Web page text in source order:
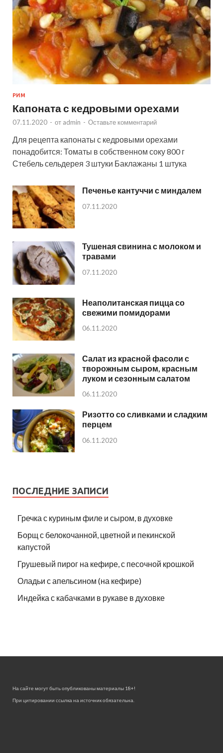
РИМ
Капоната с кедровыми орехами
07.11.2020 - от admin - Оставьте комментарий
Для рецепта капонаты с кедровыми орехами
понадобится: Томаты в собственном соку 800 г
Стебель сельдерея 3 штуки Баклажаны 1 штука
Печенье кантуччи с миндалем
07.11.2020
Тушеная свинина с молоком и
травами
07.11.2020
Неаполитанская пицца со
свежими помидорами
06.11.2020
Салат из красной фасоли с
творожным сыром, красным
луком и сезонным салатом
06.11.2020
Ризотто со сливками и сладким
перцем
06.11.2020
ПОСЛЕДНИЕ ЗАПИСИ
Гречка с куриным филе и сыром, в духовке
Борщ с белокочанной, цветной и пекинской
капустой
Грушевый пирог на кефире, с песочной крошкой
Оладьи с апельсином (на кефире)
Индейка с кабачками в рукаве в духовке
На сайте могут быть опубликованы материалы 18+!
При цитировании ссылка на источник обязательна.